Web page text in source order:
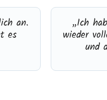
an.
es
„Ich
wieder
und